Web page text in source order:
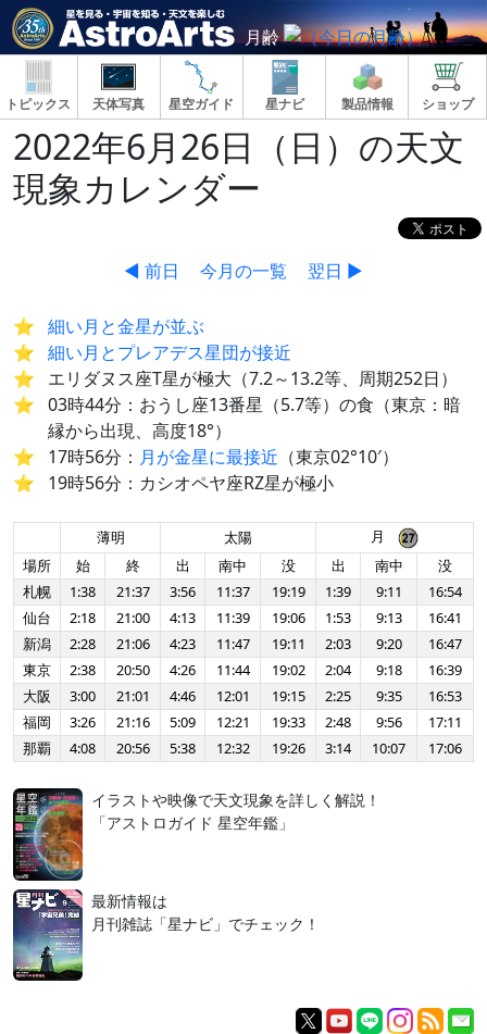
月齢
トピックス 天体写真 星空ガイド 星ナビ 製品情報 ショップ
2022年6月26日（日）の天文
現象カレンダー
◀ 前日 今月の一覧 翌日 ▶
細い月と金星が並ぶ
細い月とプレアデス星団が接近
エリダヌス座T星が極大（7.2～13.2等、周期252日）
03時44分：おうし座13番星（5.7等）の食（東京：暗
縁から出現、高度18°）
17時56分： 月が金星に最接近 （東京02°10′）
19時56分：カシオペヤ座RZ星が極小
薄明 太陽
月
場所
始 終 出 南中 没 出 南中
没
札幌
1:38 21:37 3:56 11:37 19:19 1:39 9:11
16:54
仙台
2:18 21:00 4:13 11:39 19:06 1:53 9:13
16:41
新潟
2:28 21:06 4:23 11:47 19:11 2:03 9:20
16:47
東京
2:38 20:50 4:26 11:44 19:02 2:04 9:18
16:39
大阪
3:00 21:01 4:46 12:01 19:15 2:25 9:35
16:53
福岡
3:26 21:16 5:09 12:21 19:33 2:48 9:56
17:11
那覇
4:08 20:56 5:38 12:32 19:26 3:14 10:07 17:06
イラストや映像で天文現象を詳しく解説！
「アストロガイド 星空年鑑」
最新情報は
月刊雑誌「星ナビ」でチェック！